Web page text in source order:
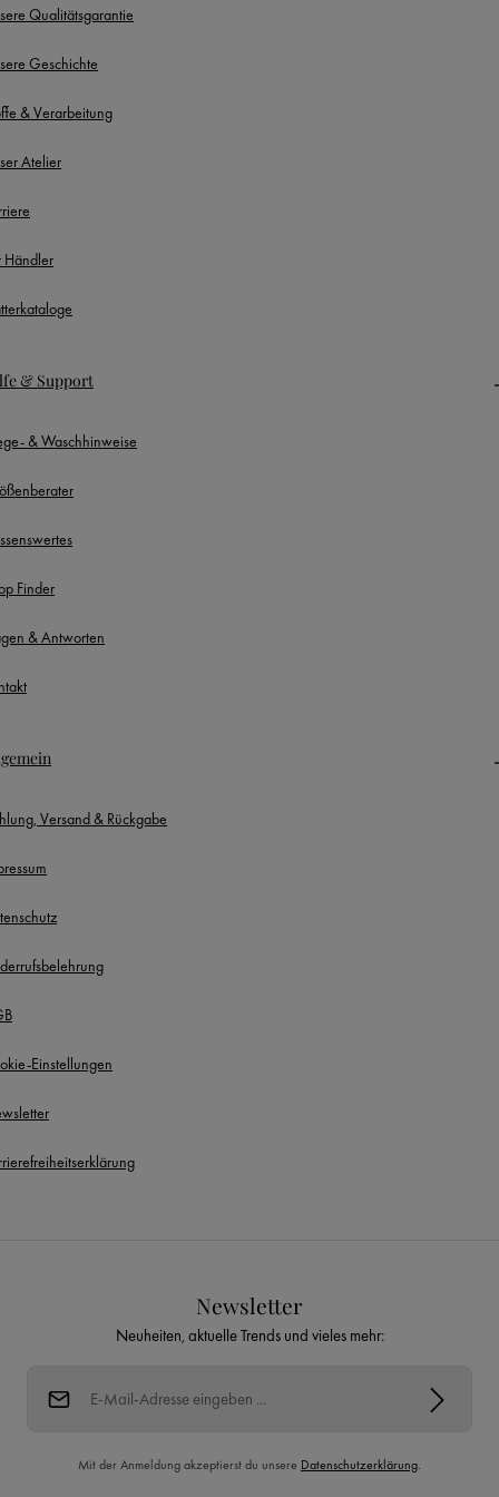
Qualitätsgarantie
Geschichte
& Verarbeitung
Atelier
Händler
& Support
& Waschhinweise
Finder
& Antworten
Versand & Rückgabe
Einstellungen
Newsletter
Neuheiten, aktuelle Trends und vieles mehr:
Mit der Anmeldung akzeptierst du unsere Datenschutzerklärung.